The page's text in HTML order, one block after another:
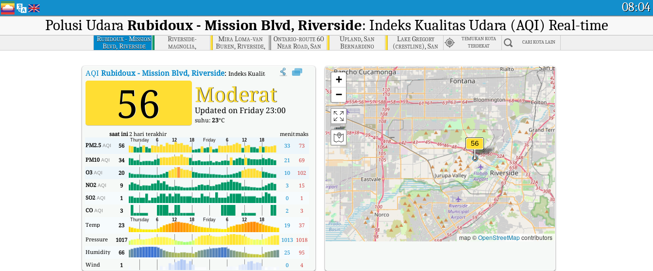
08:04
Polusi Udara Rubidoux - Mission Blvd, Riverside: Indeks Kualitas Udara (AQI) Real-time
Rubidoux - Mission
Blvd, Riverside
Riverside-
magnolia,
Riverside
Mira Loma-van
Buren, Riverside,
California
Ontario-route 60
Near Road, San
Bernardino,
Upland, San
Bernardino
Lake Gregory
(crestline), San
Bernardino
TEMUKAN KOTA
TERDEKAT
CARI KOTA LAIN
AQI Rubidoux - Mission Blvd, Riverside: Indeks Kualitas Udara (AQI) Real-time Rubidoux - Mission Blvd, Riverside.
56 Moderat
Updated on Friday 23:00
suhu:23°C
saat ini2 hari terakhir menitmaks
PM2.5 AQI 56 33
73
PM10 AQI 34 21
69
O3 AQI 20 10
102
NO2 AQI 9 3
15
SO2 AQI 1 0
1
CO AQI 3 2
3
Temp
23 19
37
Pressure
1017 1013 1018
Humidity
66 25
95
Wind
1 0 4
+
−
map ©OpenStreetMapcontributors